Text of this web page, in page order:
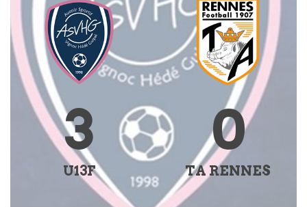
3 0
U13F TA RENNES